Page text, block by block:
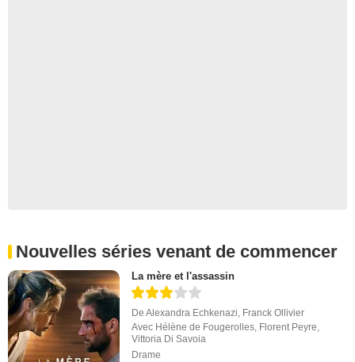
Nouvelles séries venant de commencer
La mère et l'assassin
DeAlexandra Echkenazi, Franck Ollivier
Avec Hélène de Fougerolles, Florent Peyre,
Vittoria Di Savoia
Drame